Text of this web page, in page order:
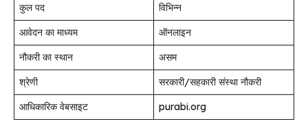
कुल पद
विभिन्न
आवेदन का माध्यम
ऑनलाइन
नौकरी का स्थान
असम
श्रेणी
सरकारी/सहकारी संस्था नौकरी
आधिकारिक वेबसाइट
purabi.org